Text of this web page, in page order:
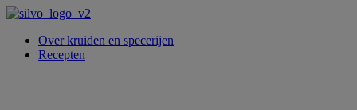
Over kruiden en specerijen
Recepten